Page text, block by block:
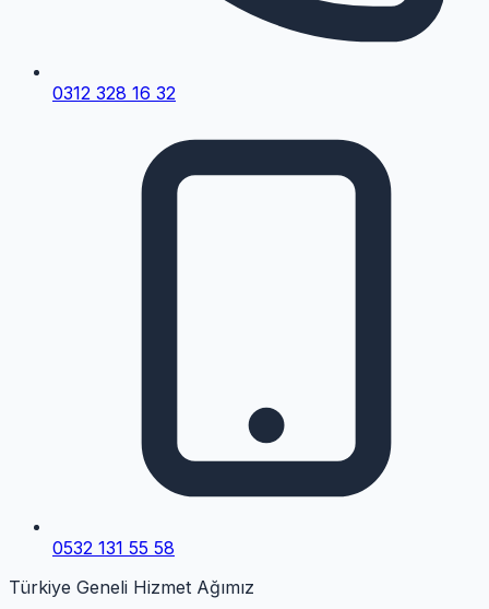
0312 328 16 32
0532 131 55 58
Türkiye Geneli Hizmet Ağımız